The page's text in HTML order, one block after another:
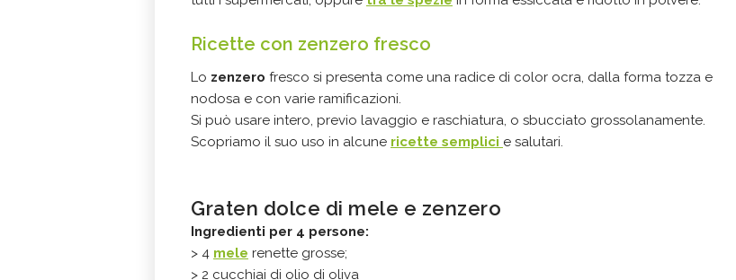
Ricette con zenzero fresco
Lo zenzero fresco si presenta come una radice di color ocra, dalla forma tozza e
nodosa e con varie ramificazioni.
Si può usare intero, previo lavaggio e raschiatura, o sbucciato grossolanamente.
Scopriamo il suo uso in alcune ricette semplici e salutari.
Graten dolce di mele e zenzero
Ingredienti per 4 persone:
> 4 mele renette grosse;
> 2 cucchiai di olio di oliva